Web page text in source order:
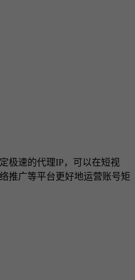
极速的代理IP，可以在短视
推广等平台更好地运营账号矩